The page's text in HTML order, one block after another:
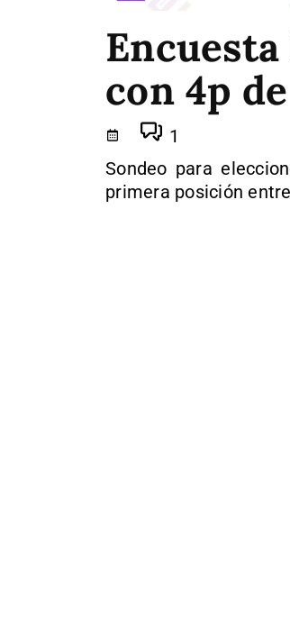
con 4p
1
Sondeo para
primera posición